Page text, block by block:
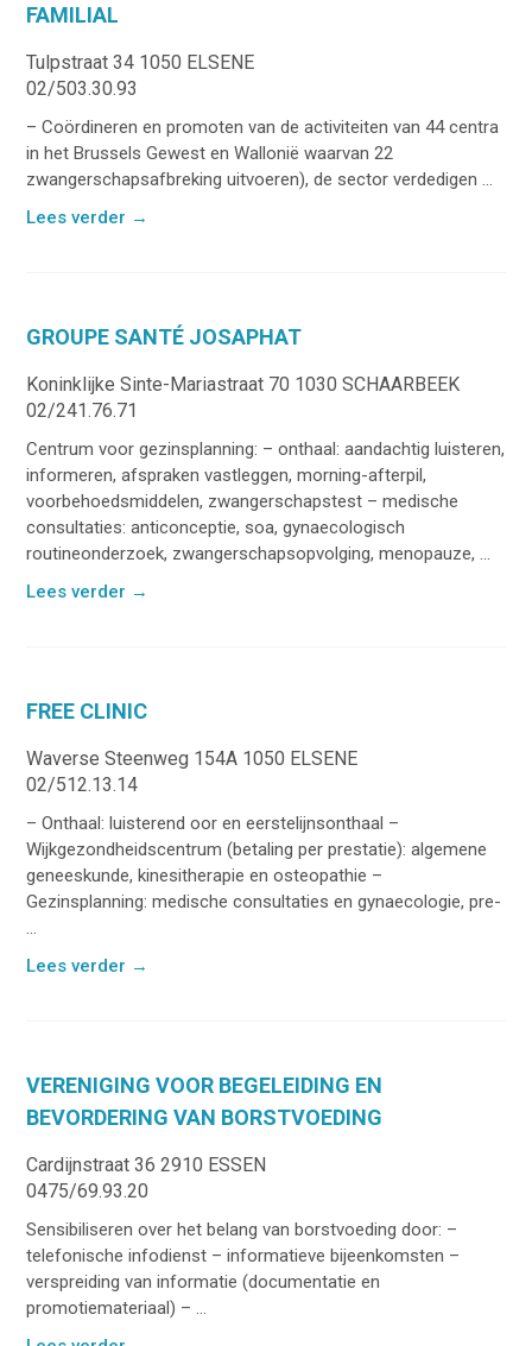
FAMILIAL
Tulpstraat 34 1050 ELSENE
02/503.30.93
– Coördineren en promoten van de activiteiten van 44 centra
in het Brussels Gewest en Wallonië waarvan 22
zwangerschapsafbreking uitvoeren), de sector verdedigen ...
Lees verder →
GROUPE SANTÉ JOSAPHAT
Koninklijke Sinte-Mariastraat 70 1030 SCHAARBEEK
02/241.76.71
Centrum voor gezinsplanning: – onthaal: aandachtig luisteren,
informeren, afspraken vastleggen, morning-afterpil,
voorbehoedsmiddelen, zwangerschapstest – medische
consultaties: anticonceptie, soa, gynaecologisch
routineonderzoek, zwangerschapsopvolging, menopauze, ...
Lees verder →
FREE CLINIC
Waverse Steenweg 154A 1050 ELSENE
02/512.13.14
– Onthaal: luisterend oor en eerstelijnsonthaal –
Wijkgezondheidscentrum (betaling per prestatie): algemene
geneeskunde, kinesitherapie en osteopathie –
Gezinsplanning: medische consultaties en gynaecologie, pre-
...
Lees verder →
VERENIGING VOOR BEGELEIDING EN
BEVORDERING VAN BORSTVOEDING
Cardijnstraat 36 2910 ESSEN
0475/69.93.20
Sensibiliseren over het belang van borstvoeding door: –
telefonische infodienst – informatieve bijeenkomsten –
verspreiding van informatie (documentatie en
promotiemateriaal) – ...